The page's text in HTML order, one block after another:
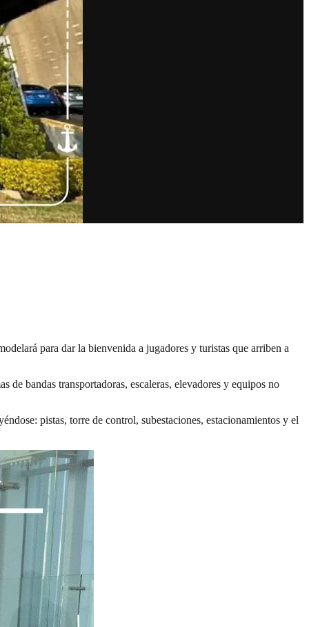
para dar la bienvenida a jugadores y turistas que arriben a
bandas transportadoras, escaleras, elevadores y equipos no
pistas, torre de control, subestaciones, estacionamientos y el